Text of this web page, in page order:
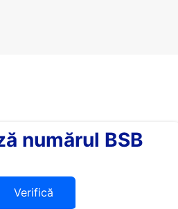
numărul BSB
Verifică